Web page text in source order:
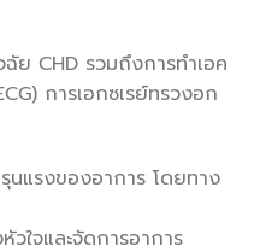
ย CHD รวมถึงการทำเอค
การเอกซเรย์ทรวงอก
นแรงของอาการ โดยทาง
ใจและจัดการอาการ